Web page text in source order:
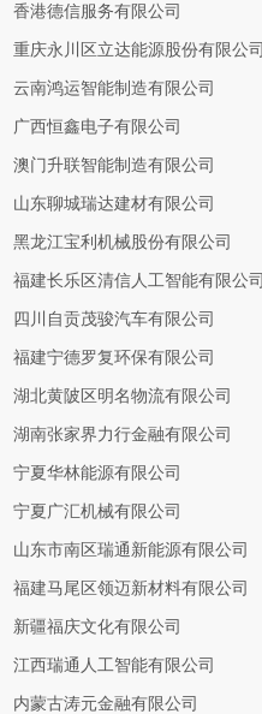
香港德信服务有限公司
重庆永川区立达能源股份有限公司
云南鸿运智能制造有限公司
广西恒鑫电子有限公司
澳门升联智能制造有限公司
山东聊城瑞达建材有限公司
黑龙江宝利机械股份有限公司
福建长乐区清信人工智能有限公司
四川自贡茂骏汽车有限公司
福建宁德罗复环保有限公司
湖北黄陂区明名物流有限公司
湖南张家界力行金融有限公司
宁夏华林能源有限公司
宁夏广汇机械有限公司
山东市南区瑞通新能源有限公司
福建马尾区领迈新材料有限公司
新疆福庆文化有限公司
江西瑞通人工智能有限公司
内蒙古涛元金融有限公司